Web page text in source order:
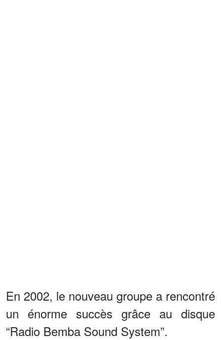
En 2002, le nouveau groupe a rencontré
un énorme succès grâce au disque
“Radio Bemba Sound System”.